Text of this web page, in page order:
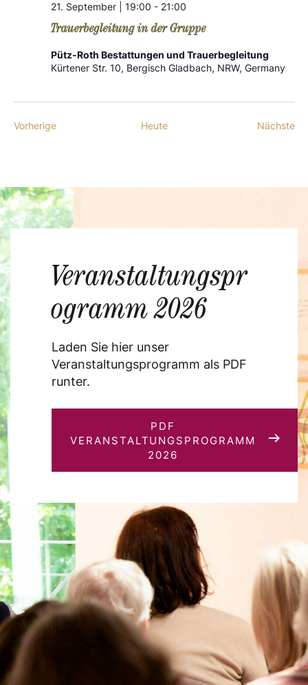
21. September | 19:00 - 21:00
Trauerbegleitung in der Gruppe
Pütz-Roth Bestattungen und Trauerbegleitung
Kürtener Str. 10, Bergisch Gladbach, NRW, Germany
VorherigeVeranstaltungen Heute Nächste
Veranstaltungspr
ogramm 2026
Laden Sie hier unser
Veranstaltungsprogramm als PDF
runter.
PDF
VERANSTALTUNGSPROGRAMM
2026